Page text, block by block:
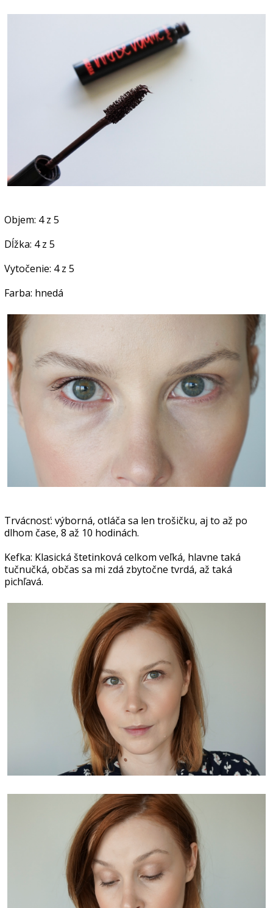
Objem: 4 z 5
Dĺžka: 4 z 5
Vytočenie: 4 z 5
Farba: hnedá
Trvácnosť: výborná, otláča sa len trošičku, aj to až po
dlhom čase, 8 až 10 hodinách.
Kefka: Klasická štetinková celkom veľká, hlavne taká
tučnučká, občas sa mi zdá zbytočne tvrdá, až taká
pichľavá.